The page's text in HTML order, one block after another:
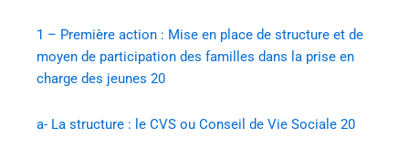
1 – Première action : Mise en place de structure et de
moyen de participation des familles dans la prise en
charge des jeunes 20
a- La structure : le CVS ou Conseil de Vie Sociale 20